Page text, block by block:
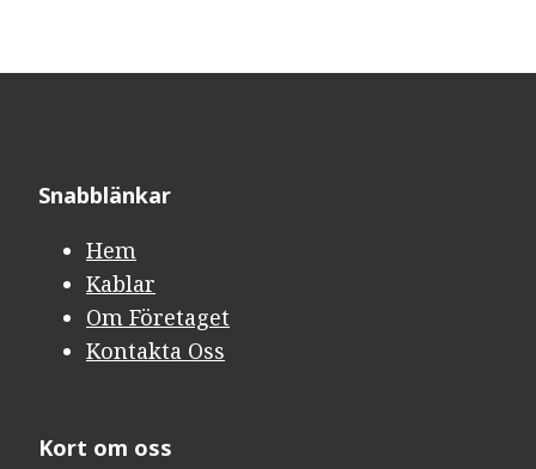
Snabblänkar​​​​​​​
Hem
Kablar
Om Företaget
Kontakta Oss
Kort om oss